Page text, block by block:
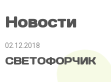
Новости
02.12.2018
СВЕТОФОРЧИК